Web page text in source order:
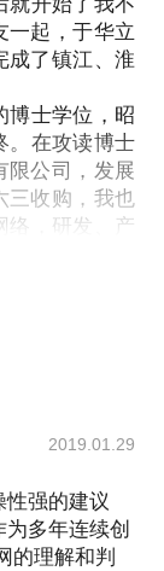
，我在斯凯网
市的光辉之
的指导；
我体验过了互
出了出色的成
一起，于华立
成了镇江、淮
博士学位，昭
。在攻读博士
限公司，发展
三收购，我也
络，研发、产
业务部门，
网金融圈。
经验和你分
、有想法、有
2019.01.29
强的建议
多年连续创
的理解和判